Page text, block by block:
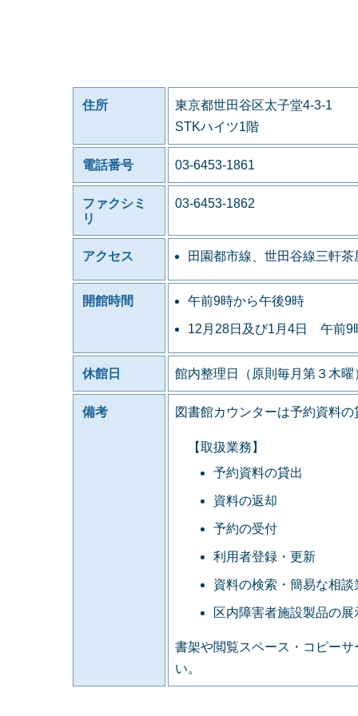
住所
東京都世田谷区太子堂4-3-1
STKハイツ1階
電話番号 03-6453-1861
ファクシミ
リ
03-6453-1862
アクセス 田園都市線、世田谷線三軒
開館時間 午前9時から午後9時
12月28日及び1月4日 午前9
休館日 館内整理日（原則毎月第３木曜
備考 図書館カウンターは予約資料
【取扱業務】
予約資料の貸出
資料の返却
予約の受付
利用者登録・更新
資料の検索・簡易な相談
区内障害者施設製品の展
書架や閲覧スペース・コピー
い。